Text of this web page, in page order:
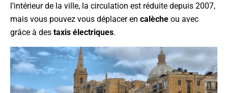
l’intérieur de la ville, la circulation est réduite depuis 2007,
mais vous pouvez vous déplacer en calèche ou avec
grâce à des taxis électriques.